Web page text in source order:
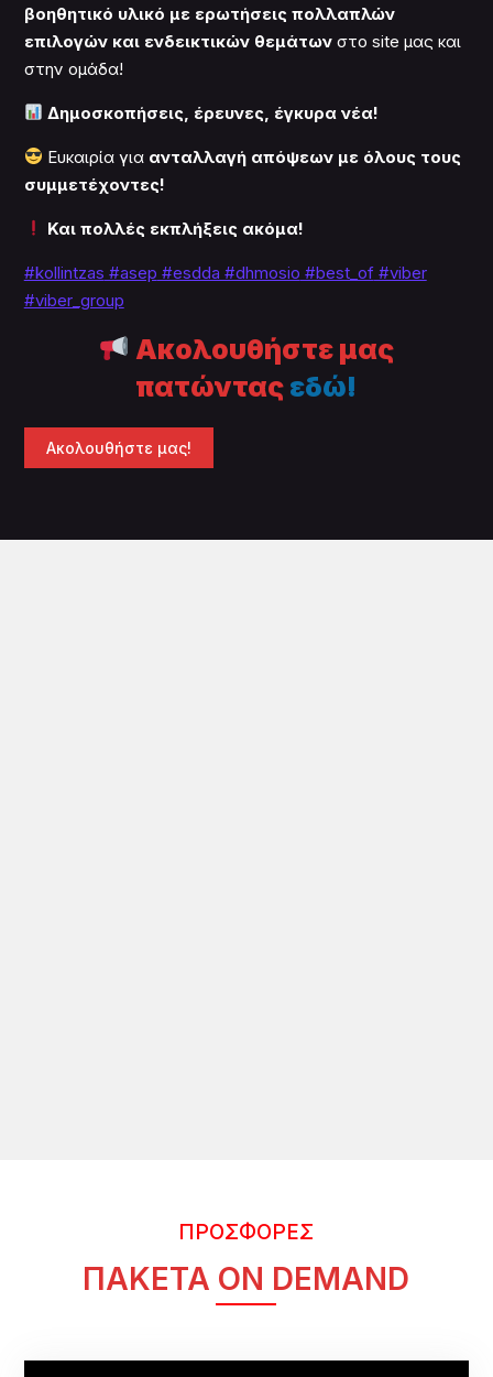
βοηθητικό υλικό με ερωτήσεις πολλαπλών
επιλογών και ενδεικτικών θεμάτων στο site μας και
στην ομάδα!
Δημοσκοπήσεις, έρευνες, έγκυρα νέα!
Ευκαιρία για ανταλλαγή απόψεων με όλους τους
συμμετέχοντες!
Και πολλές εκπλήξεις ακόμα!
#kollintzas #asep #esdda #dhmosio #best_of#viber
#viber_group
Ακολουθήστε μας
πατώντας εδώ!
Ακολουθήστε μας!
ΠΡΟΣΦΟΡΕΣ
ΠΑΚΕΤΑ ON DEMAND